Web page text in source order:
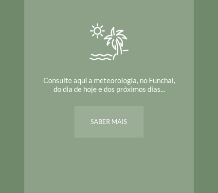
Consulte aqui a meteorologia, no Funchal,
do dia de hoje e dos próximos dias...
SABER MAIS